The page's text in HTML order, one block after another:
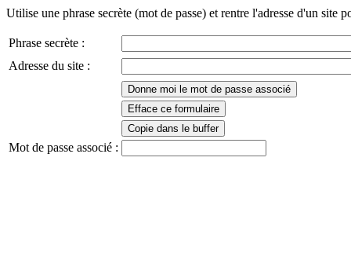
Utilise une phrase secrète (mot de passe) et rentre l'adresse d'un site
Phrase secrète :
Adresse du site :
Donne moi le mot de passe associé
Efface ce formulaire
Copie dans le buffer
Mot de passe associé :